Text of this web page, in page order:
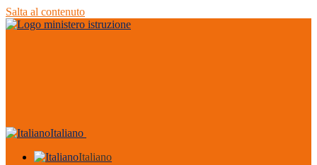
Salta al contenuto
Italiano
Italiano